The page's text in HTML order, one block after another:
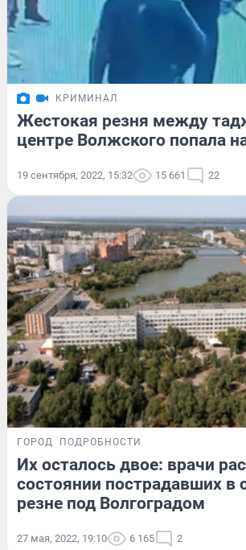
КРИМИНАЛ
Жестокая резня между
центре Волжского попала
19 сентября, 2022, 15:32 15 661 22
ГОРОД ПОДРОБНОСТИ
Их осталось двое: врачи
состоянии пострадавших в
резне под Волгоградом
27 мая, 2022, 19:10 6 165 2